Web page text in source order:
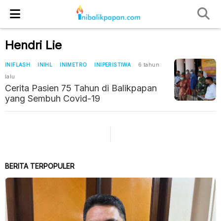
Hendri Lie
INIFLASH INIHL INIMETRO INIPERISTIWA
6 tahun
lalu
Cerita Pasien 75 Tahun di Balikpapan
yang Sembuh Covid-19
BERITA TERPOPULER